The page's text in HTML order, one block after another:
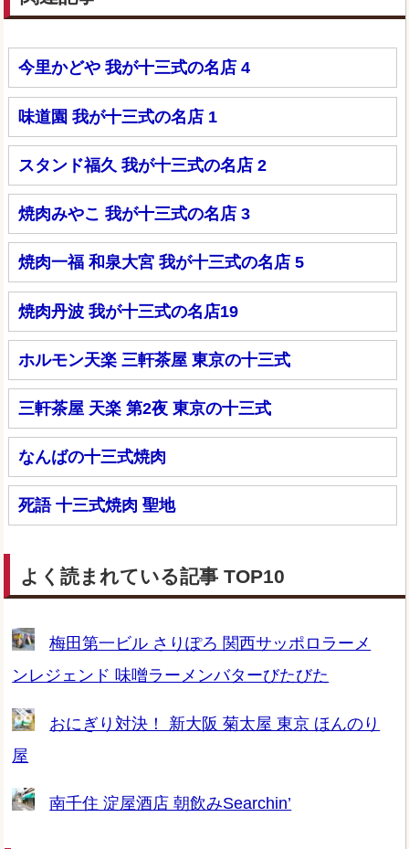
今里かどや 我が十三式の名店 4
味道園 我が十三式の名店 1
スタンド福久 我が十三式の名店 2
焼肉みやこ 我が十三式の名店 3
焼肉一福 和泉大宮 我が十三式の名店 5
焼肉丹波 我が十三式の名店19
ホルモン天楽 三軒茶屋 東京の十三式
三軒茶屋 天楽 第2夜 東京の十三式
なんばの十三式焼肉
死語 十三式焼肉 聖地
よく読まれている記事 TOP10
梅田第一ビル さりぽろ 関西サッポロラーメ
ンレジェンド 味噌ラーメンバターびたびた
おにぎり対決！ 新大阪 菊太屋 東京 ほんのり
屋
南千住 淀屋酒店 朝飲みSearchin’